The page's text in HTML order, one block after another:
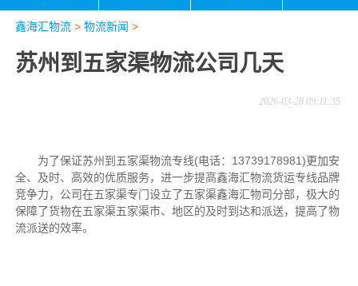
鑫海汇物流> 物流新闻 >
苏州到五家渠物流公司几天
2026-03-28 09:11:35
为了保证苏州到五家渠物流专线(电话：13739178981)更加安
全、及时、高效的优质服务，进一步提高鑫海汇物流货运专线品牌
竞争力，公司在五家渠专门设立了五家渠鑫海汇物司分部，极大的
保障了货物在五家渠五家渠市、地区的及时到达和派送，提高了物
流派送的效率。